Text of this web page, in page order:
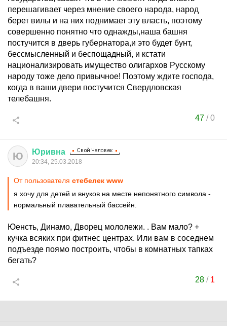
перешагивает через мнение своего народа, народ
берет вилы и на них поднимает эту власть, поэтому
совершенно понятно что однажды,наша башня
постучится в дверь губернатора,и это будет бунт,
бессмысленный и беспощадный, и кстати
национализировать имущество олигархов Русскому
народу тоже дело привычное! Поэтому ждите господа,
когда в ваши двери постучится Свердловская
телебашня.
47 /0
Ю Юривна
20:34, 25.03.2018
От пользователя стебелек www
я хочу для детей и внуков на месте непонятного символа -
нормальный плавательный бассейн.
Юенсть, Динамо, Дворец мололежи. . Вам мало? +
кучка всяких при фитнес центрах. Или вам в соседнем
подъезде поямо построить, чтобы в комнатных тапках
бегать?
28 / 1